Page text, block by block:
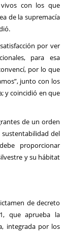
con los que
de la supremacía
por ver
para esa
por lo que
junto con los
y coincidió en que
de un orden
del
proporcionar
y su hábitat
de decreto
que aprueba la
integrada por los